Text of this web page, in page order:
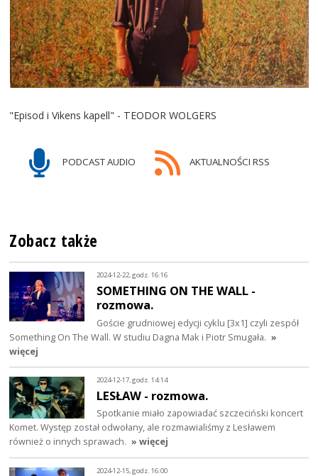
"Episod i Vikens kapell" - TEODOR WOLGERS
PODCAST AUDIO AKTUALNOŚCI RSS
Zobacz także
2024-12-22, godz. 16:16
SOMETHING ON THE WALL -
rozmowa.
Goście grudniowej edycji cyklu [3x1] czyli zespół
Something On The Wall. W studiu Dagna Mak i Piotr Smugała. »
więcej
2024-12-17, godz. 14:14
LESŁAW - rozmowa.
Spotkanie miało zapowiadać szczeciński koncert
Komet. Występ został odwołany, ale rozmawialiśmy z Lesławem
również o innych sprawach. » więcej
2024-12-15, godz. 16:00